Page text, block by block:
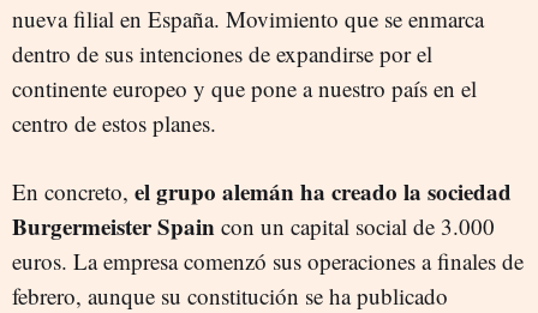
nueva filial en España. Movimiento que se enmarca
dentro de sus intenciones de expandirse por el
continente europeo y que pone a nuestro país en el
centro de estos planes.
En concreto, el grupo alemán ha creado la sociedad
Burgermeister Spain con un capital social de 3.000
euros. La empresa comenzó sus operaciones a finales de
febrero, aunque su constitución se ha publicado